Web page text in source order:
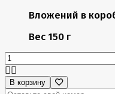
Вложений в
Вес 150 г
В корзину